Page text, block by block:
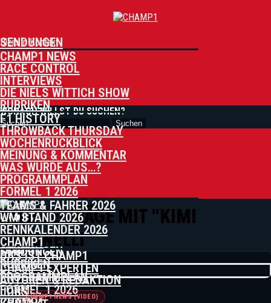
SENDUNGEN
CHAMP1 NEWS
RACE CONTROL
INTERVIEWS
DIE NIELS WITTICH SHOW
RUBRIKEN
F1 HISTORY
THROWBACK THURSDAY
WOCHENRÜCKBLICK
MEINUNG & KOMMENTAR
WAS WURDE AUS…?
PROGRAMMPLAN
FORMEL 1 2026
TEAMS & FAHRER 2026
WM STAND 2026
RENNKALENDER 2026
CHAMP1
DAS IST CHAMP1
CHAMP1 EXPERTEN
AUTOREN & REDAKTION
JOBS
Bleib in Kontakt
WONACH WILLST DU SUCHEN?
CHAMP1
CHAMP1
SENDUNGEN
„Das War Alles Korrekt!“ – Surer
Und Wittich Ordnen Österreich Ein:
Russell-Debatte, Ferrari-Krise Und
FIA Unter Beschuss
RUBRIKEN
Besondere Charakter Von Niki
„Ich Wollte Nicht Als Villeneuve
Champion Werden“: Das Schwere
PROGRAMMPLAN
FORMEL 1 2026
ALLE BEITRÄGE MIT "KIMI
ANTONELLI"
CHAMP1 NEWS (VIDEO)